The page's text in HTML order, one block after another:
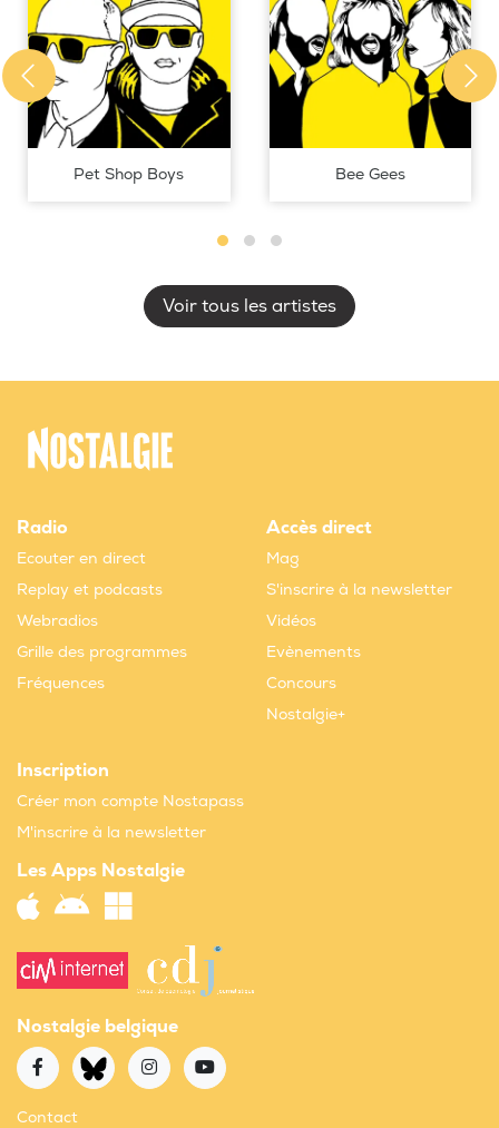
Pet Shop Boys Bee Gees
Voir tous les artistes
Radio
Ecouter en direct
Replay et podcasts
Webradios
Grille des programmes
Fréquences
Accès direct
Mag
S'inscrire à la newsletter
Vidéos
Evènements
Concours
Nostalgie+
Inscription
Créer mon compte Nostapass
M'inscrire à la newsletter
Les Apps Nostalgie
Nostalgie belgique
Contact